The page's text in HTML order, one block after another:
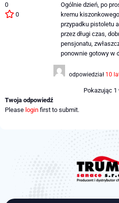
0
0
Ogólnie dzień, po
kremu
przypadku pistoletu
przez długi czas,
pensjonatu,
ponownie gotowy w
odpowiedział 10
Pokazując 1
Twoja odpowiedź
Please login first to submit.